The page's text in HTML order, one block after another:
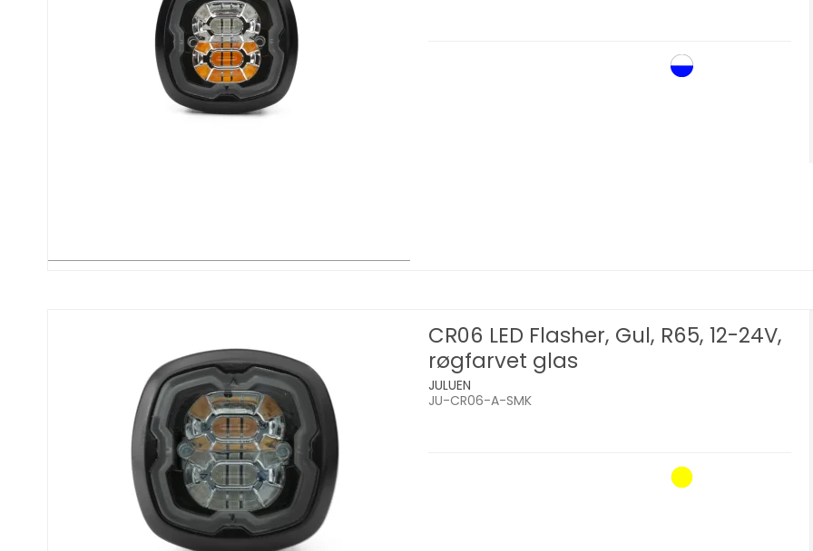
CR06 LED Flasher, Gul, R65, 12-24V,
røgfarvet glas
JULUEN
JU-CR06-A-SMK